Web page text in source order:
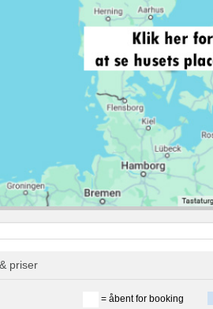
priser
= åbent for booking